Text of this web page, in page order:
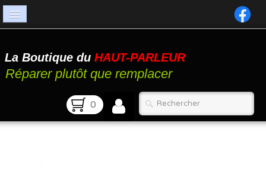
Catalogue
Atelier
La Boutique du HAUT-PARLEUR
Réparer plutôt que remplacer
0